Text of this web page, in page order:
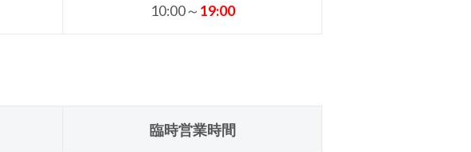
10:00～ 19:00
臨時営業時間